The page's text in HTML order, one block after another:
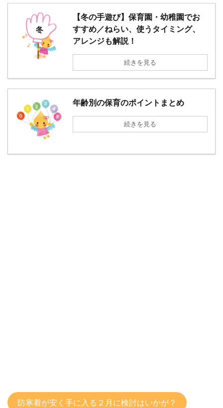
【冬の手遊び】保育園・幼稚園でお
すすめ／ねらい、使うタイミング、
アレンジも解説！
続きを見る
年齢別の保育のポイントまとめ
続きを見る
防寒着が安く手に入る２月に検討はいかが？